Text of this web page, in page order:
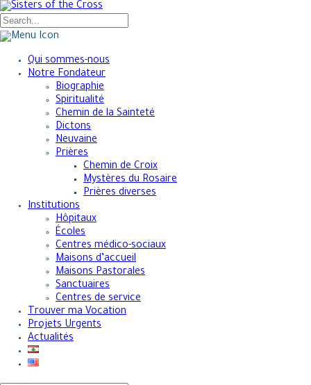
Qui sommes-nous
Notre Fondateur
Biographie
Spiritualité
Chemin de la Sainteté
Dictons
Neuvaine
Prières
Chemin de Croix
Mystères du Rosaire
Prières diverses
Institutions
Hôpitaux
Écoles
Centres médico-sociaux
Maisons d’accueil
Maisons Pastorales
Sanctuaires
Centres de service
Trouver ma Vocation
Projets Urgents
Actualités